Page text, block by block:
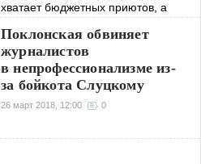
хватает бюджетных приютов, а
коммерческие функционируют в
условиях жесткой экономии, от
которой питомцы мрут как
Поклонская обвиняет
журналистов
в непрофессионализме из-
за бойкота Слуцкому
26 март 2018, 12:00 0